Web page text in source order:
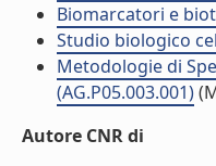
Biomarcatori e
Studio biologico
Metodologie di
(AG.P05.003.001)
Autore CNR di